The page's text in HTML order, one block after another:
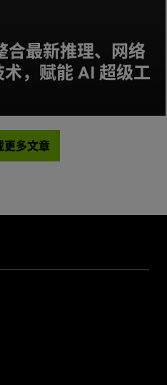
合最新推理、网络
，赋能 AI 超级工
更多文章